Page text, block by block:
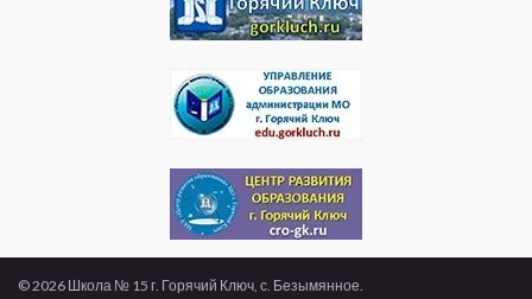
© 2026 Школа № 15 г. Горячий Ключ, с. Безымянное.